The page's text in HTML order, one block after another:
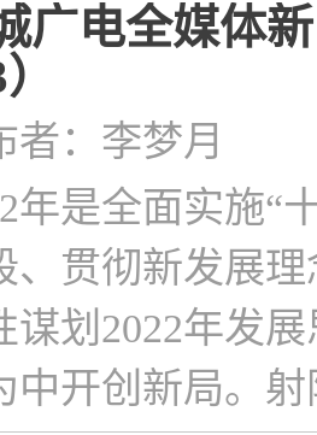
广电全媒体
者：李梦月
年是全面实施“
、贯彻新发展
谋划2022年发
中开创新局。